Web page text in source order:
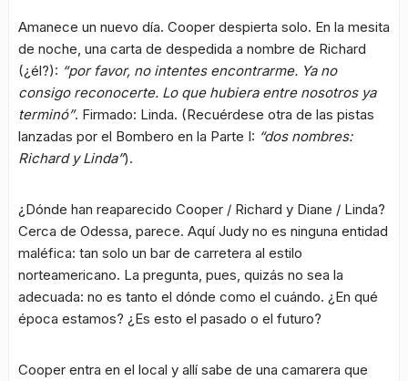
Amanece un nuevo día. Cooper despierta solo. En la mesita
de noche, una carta de despedida a nombre de Richard
(¿él?): “por favor, no intentes encontrarme. Ya no
consigo reconocerte. Lo que hubiera entre nosotros ya
terminó”. Firmado: Linda. (Recuérdese otra de las pistas
lanzadas por el Bombero en la Parte I: “dos nombres:
Richard y Linda”).
¿Dónde han reaparecido Cooper / Richard y Diane / Linda?
Cerca de Odessa, parece. Aquí Judy no es ninguna entidad
maléfica: tan solo un bar de carretera al estilo
norteamericano. La pregunta, pues, quizás no sea la
adecuada: no es tanto el dónde como el cuándo. ¿En qué
época estamos? ¿Es esto el pasado o el futuro?
Cooper entra en el local y allí sabe de una camarera que